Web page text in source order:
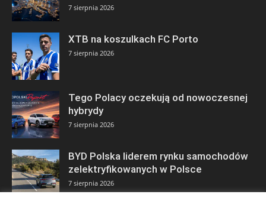
7 sierpnia 2026
XTB na koszulkach FC Porto
7 sierpnia 2026
Tego Polacy oczekują od nowoczesnej
hybrydy
7 sierpnia 2026
BYD Polska liderem rynku samochodów
zelektryfikowanych w Polsce
7 sierpnia 2026